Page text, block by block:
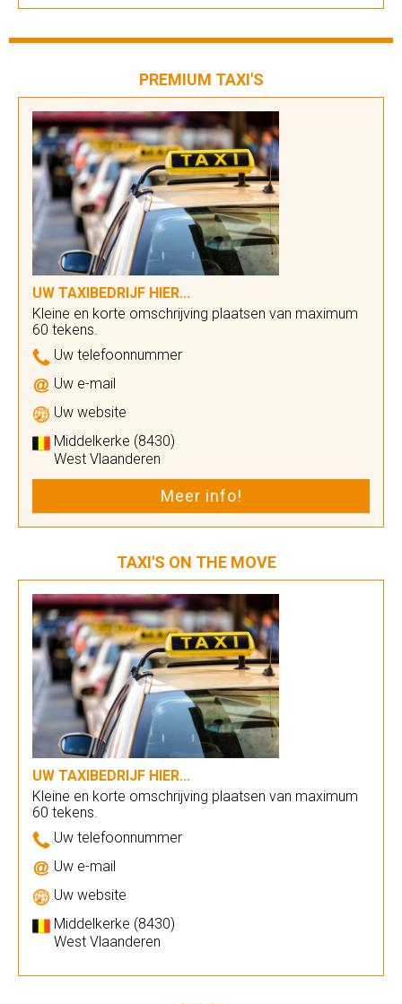
PREMIUM TAXI'S
UW TAXIBEDRIJF HIER...
Kleine en korte omschrijving plaatsen van maximum
60 tekens.
Uw telefoonnummer
Uw e-mail
Uw website
Middelkerke (8430)
West Vlaanderen
Meer info!
TAXI'S ON THE MOVE
UW TAXIBEDRIJF HIER...
Kleine en korte omschrijving plaatsen van maximum
60 tekens.
Uw telefoonnummer
Uw e-mail
Uw website
Middelkerke (8430)
West Vlaanderen